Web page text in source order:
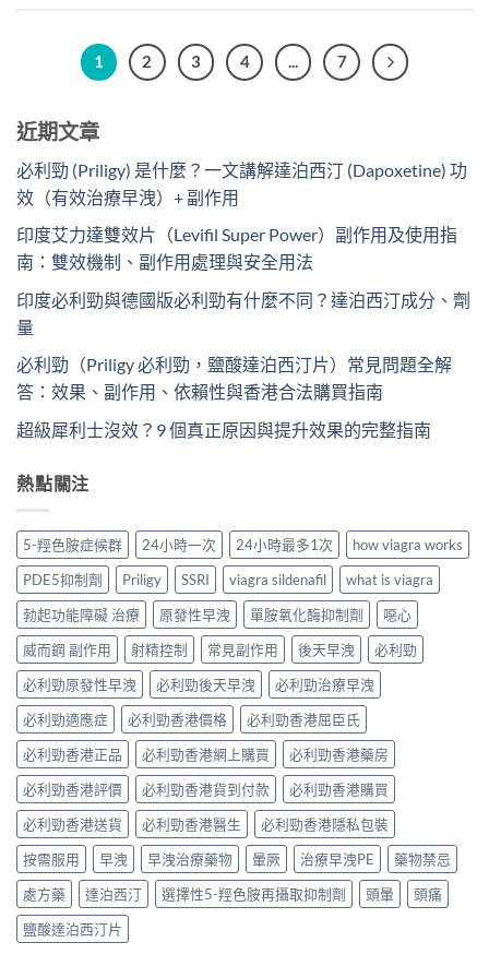
1 2 3 4 ... 7
近期文章
必利勁 (Priligy) 是什麼？一文講解達泊西汀 (Dapoxetine) 功
效（有效治療早洩）+ 副作用
印度艾力達雙效片（Levifil Super Power）副作用及使用指
南：雙效機制、副作用處理與安全用法
印度必利勁與德國版必利勁有什麼不同？達泊西汀成分、劑
量
必利勁（Priligy 必利勁，鹽酸達泊西汀片）常見問題全解
答：效果、副作用、依賴性與香港合法購買指南
超級犀利士沒效？9 個真正原因與提升效果的完整指南
熱點關注
5-羥色胺症候群 24小時一次 24小時最多1次
how viagra works
PDE5抑制劑
Priligy SSRI viagra sildenafil
what is viagra
勃起功能障礙 治療
原發性早洩 單胺氧化酶抑制劑
噁心
威而鋼 副作用
射精控制 常見副作用 後天早洩
必利勁
必利勁原發性早洩
必利勁後天早洩
必利勁治療早洩
必利勁適應症
必利勁香港價格
必利勁香港屈臣氏
必利勁香港正品
必利勁香港網上購買
必利勁香港藥房
必利勁香港評價
必利勁香港貨到付款
必利勁香港購買
必利勁香港送貨
必利勁香港醫生
必利勁香港隱私包裝
按需服用
早洩 早洩治療藥物 暈厥 治療早洩PE
藥物禁忌
處方藥
達泊西汀 選擇性5-羥色胺再攝取抑制劑 頭暈
頭痛
鹽酸達泊西汀片